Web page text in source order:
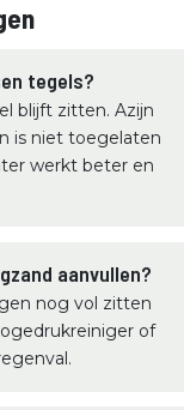
tegels?
blijft zitten. Azijn
is niet toegelaten
werkt beter en
aanvullen?
nog vol zitten
of